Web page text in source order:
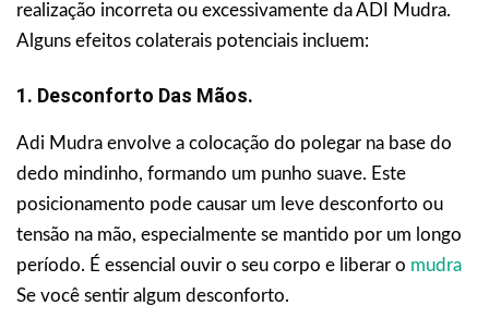
realização incorreta ou excessivamente da ADI Mudra.
Alguns efeitos colaterais potenciais incluem:
1. Desconforto Das Mãos.
Adi Mudra envolve a colocação do polegar na base do
dedo mindinho, formando um punho suave. Este
posicionamento pode causar um leve desconforto ou
tensão na mão, especialmente se mantido por um longo
período. É essencial ouvir o seu corpo e liberar o mudra
Se você sentir algum desconforto.